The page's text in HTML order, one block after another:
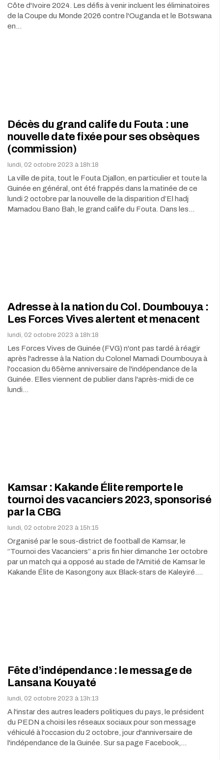
Côte d'Ivoire 2024. Les défis à venir incluent les éliminatoires
de la Coupe du Monde 2026 contre l'Ouganda et le Botswana
en…
Décès du grand calife du Fouta : une
nouvelle date fixée pour ses obsèques
(commission)
lundi, 02 octobre 2023 à 18h:18
La ville de pita, tout le Fouta Djallon, en particulier et toute la
Guinée en général, ont été frappés dans la matinée de ce
lundi 2 octobre par la nouvelle de la disparition d’El hadj
Mamadou Bano Bah, le grand calife du Fouta. Dans les…
Adresse à la nation du Col. Doumbouya :
Les Forces Vives alertent et menacent
lundi, 02 octobre 2023 à 18h:18
Les Forces Vives de Guinée (FVG) n'ont pas tardé à réagir
après l'adresse à la Nation du Colonel Mamadi Doumbouya à
l'occasion du 65ème anniversaire de l'indépendance de la
Guinée. Elles viennent de publier dans l'après-midi de ce
lundi…
Kamsar : Kakande Élite remporte le
tournoi des vacanciers 2023, sponsorisé
par la CBG
lundi, 02 octobre 2023 à 15h:15
Organisé par le sous-district de football de Kamsar, le
‘’Tournoi des Vacanciers’’ a pris fin hier dimanche 1er octobre
par un match qui a opposé au stade de l'Amitié de Kamsar le
Kakande Élite de Kasongony aux Black-stars de Kaleyiré.…
Fête d’indépendance : le message de
Lansana Kouyaté
lundi, 02 octobre 2023 à 13h:13
A l'instar des autres leaders politiques du pays, le président
du PEDN a choisi les réseaux sociaux pour son message
véhiculé à l'occasion du 2 octobre, jour d'anniversaire de
l'indépendance de la Guinée. Sur sa page Facebook,…